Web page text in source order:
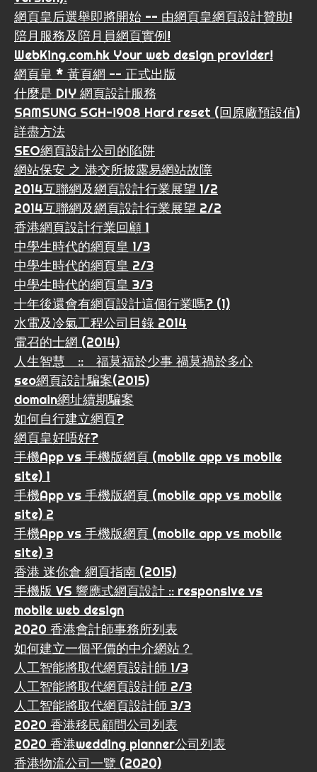
網頁皇后選舉即將開始 -- 由網頁皇網頁設計贊助!
陪月服務及陪月員網頁實例!
WebKing.com.hk Your web design provider!
網頁皇 * 黃頁網 -- 正式出版
什麼是 DIY 網頁設計服務
SAMSUNG SGH-i908 Hard reset (回原廠預設值)
詳盡方法
SEO網頁設計公司的陷阱
網站保安 之 港交所披露易網站故障
2014互聯網及網頁設計行業展望 1/2
2014互聯網及網頁設計行業展望 2/2
香港網頁設計行業回顧 1
中學生時代的網頁皇 1/3
中學生時代的網頁皇 2/3
中學生時代的網頁皇 3/3
十年後還會有網頁設計這個行業嗎? (1)
水電及冷氣工程公司目錄 2014
電召的士網 (2014)
人生智慧 :: 福莫福於少事 禍莫禍於多心
seo網頁設計騙案(2015)
domain網址續期騙案
如何自行建立網頁?
網頁皇好唔好?
手機App vs 手機版網頁 (mobile app vs mobile
site) 1
手機App vs 手機版網頁 (mobile app vs mobile
site) 2
手機App vs 手機版網頁 (mobile app vs mobile
site) 3
香港 迷你倉 網頁指南 (2015)
手機版 VS 響應式網頁設計 :: responsive vs
mobile web design
2020 香港會計師事務所列表
如何建立一個平價的中介網站？
人工智能將取代網頁設計師 1/3
人工智能將取代網頁設計師 2/3
人工智能將取代網頁設計師 3/3
2020 香港移民顧問公司列表
2020 香港wedding planner公司列表
香港物流公司一覽 (2020)